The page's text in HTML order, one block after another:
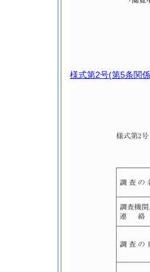
様式第2号(第5条関